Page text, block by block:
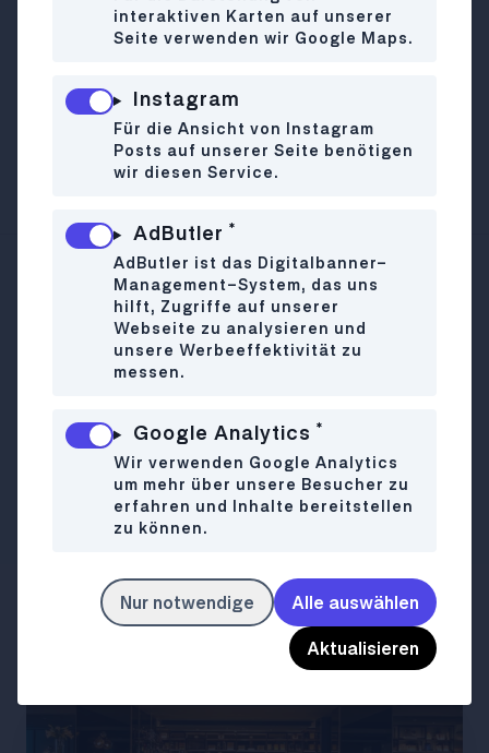
Im Palais Mailbergerhof verbirgt sich die
Crux Bar – ein Ort für exklusive Drinks
Interior und lässiger Eleganz lässt es sich
hier perfekt einen Abend lang genießen,
anstoßen und einfach das besondere Flair
aufsaugen.
Annagasse 7
+43 1 2080340
Di-So
instagram.com/cruxbarvienna
Ähnliche Lokale
interaktiven Karten auf unserer
Seite verwenden wir Google Maps.
Instagram
Für die Ansicht von Instagram
Posts auf unserer Seite benötigen
wir diesen Service.
AdButler *
AdButler ist das Digitalbanner-
Management-System, das uns
hilft, Zugriffe auf unserer
Webseite zu analysieren und
unsere Werbeeffektivität zu
messen.
Google Analytics *
Wir verwenden Google Analytics
um mehr über unsere Besucher zu
erfahren und Inhalte bereitstellen
zu können.
Nur notwendige Alle auswählen
Aktualisieren